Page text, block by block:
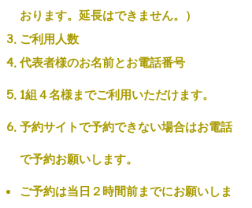
おります。延長はできません。）
​ご利用人数
代表者様のお名前とお電話番号
1組４名様までご利用いただけます。
​予約サイトで予約できない場合はお電話
で予約お願いします。
​ご予約は当日２時間前までにお願いしま